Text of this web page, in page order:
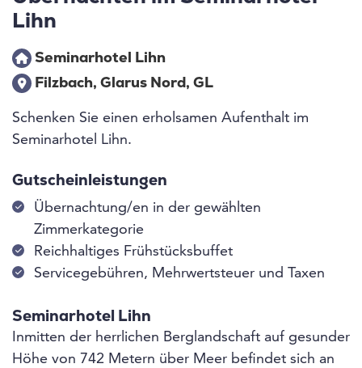
Lihn
Seminarhotel Lihn
Filzbach, Glarus Nord, GL
Schenken Sie einen erholsamen Aufenthalt im
Seminarhotel Lihn.
Gutscheinleistungen
Übernachtung/en in der gewählten
Zimmerkategorie
Reichhaltiges Frühstücksbuffet
Servicegebühren, Mehrwertsteuer und Taxen
Seminarhotel Lihn
Inmitten der herrlichen Berglandschaft auf gesunder
Höhe von 742 Metern über Meer befindet sich an